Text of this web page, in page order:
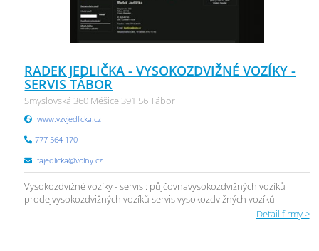
RADEK JEDLIČKA - VYSOKOZDVIŽNÉ VOZÍKY -
SERVIS TÁBOR
Smyslovská 360 Měšice 391 56 Tábor
www.vzvjedlicka.cz
777 564 170
fajedlicka@volny.cz
Vysokozdvižné vozíky - servis : půjčovnavysokozdvižných vozíků
prodejvysokozdvižných vozíků servis vysokozdvižných vozíků
Detail firmy >